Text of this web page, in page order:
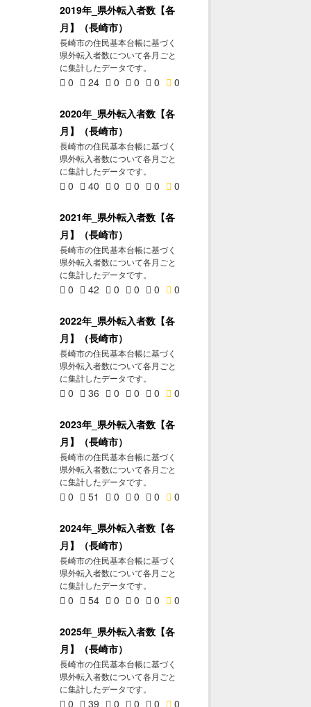
2019年_県外転入者数【各
月】（長崎市）
長崎市の住民基本台帳に基づく
県外転入者数について各月ごと
に集計したデータです。
0 24 0 0 0 0
2020年_県外転入者数【各
月】（長崎市）
長崎市の住民基本台帳に基づく
県外転入者数について各月ごと
に集計したデータです。
0 40 0 0 0 0
2021年_県外転入者数【各
月】（長崎市）
長崎市の住民基本台帳に基づく
県外転入者数について各月ごと
に集計したデータです。
0 42 0 0 0 0
2022年_県外転入者数【各
月】（長崎市）
長崎市の住民基本台帳に基づく
県外転入者数について各月ごと
に集計したデータです。
0 36 0 0 0 0
2023年_県外転入者数【各
月】（長崎市）
長崎市の住民基本台帳に基づく
県外転入者数について各月ごと
に集計したデータです。
0 51 0 0 0 0
2024年_県外転入者数【各
月】（長崎市）
長崎市の住民基本台帳に基づく
県外転入者数について各月ごと
に集計したデータです。
0 54 0 0 0 0
2025年_県外転入者数【各
月】（長崎市）
長崎市の住民基本台帳に基づく
県外転入者数について各月ごと
に集計したデータです。
0 39 0 0 0 0